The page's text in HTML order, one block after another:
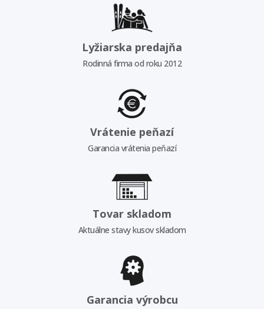
Lyžiarska predajňa
Rodinná firma od roku 2012
Vrátenie peňazí
Garancia vrátenia peňazí
Tovar skladom
Aktuálne stavy kusov skladom
Garancia výrobcu